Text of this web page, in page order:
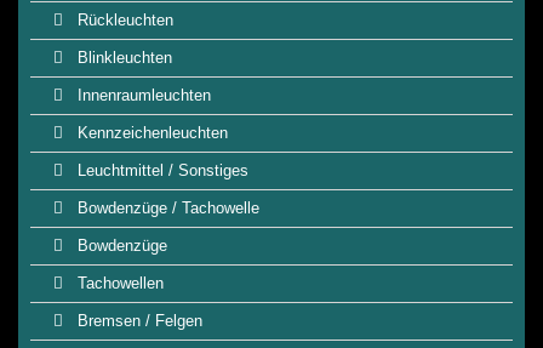
Rückleuchten
Blinkleuchten
Innenraumleuchten
Kennzeichenleuchten
Leuchtmittel / Sonstiges
Bowdenzüge / Tachowelle
Bowdenzüge
Tachowellen
Bremsen / Felgen